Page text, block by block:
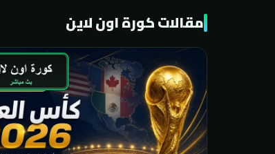
مقالات كورة اون لاين